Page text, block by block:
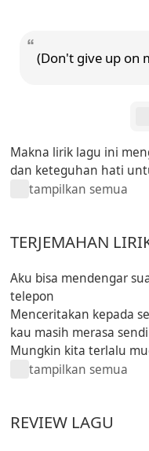
(Don't give up on
Makna lirik lagu ini
dan keteguhan hati
tampilkan semua
TERJEMAHAN
Aku bisa mendengar
telepon
Menceritakan kepada
kau masih merasa
Mungkin kita terlalu
tampilkan semua
REVIEW LAGU